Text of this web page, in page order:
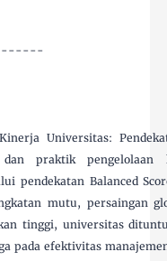
Universitas:
praktik pengelolaan
pendekatan Balanced
mutu, persaingan
tinggi, universitas
pada efektivitas